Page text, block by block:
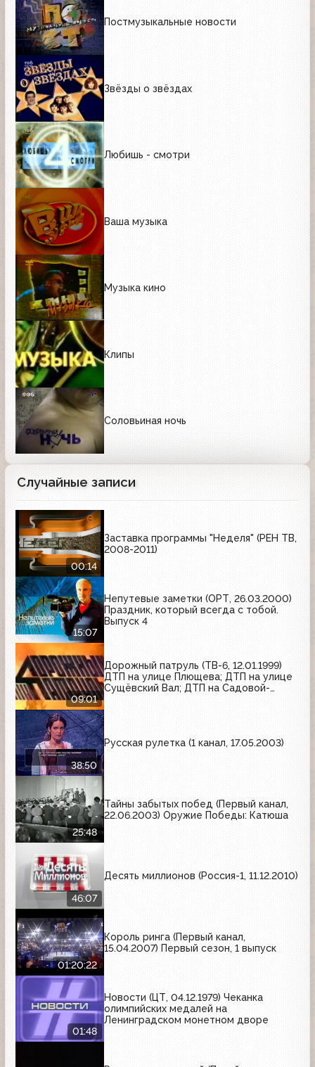
Постмузыкальные новости
Звёзды о звёздах
Любишь - смотри
Ваша музыка
Музыка кино
Клипы
Соловьиная ночь
Случайные записи
00:14
Заставка программы "Неделя" (РЕН ТВ,
2008-2011)
15:07
Непутевые заметки (ОРТ, 26.03.2000)
Праздник, который всегда с тобой.
Выпуск 4
09:01
Дорожный патруль (ТВ-6, 12.01.1999)
ДТП на улице Плющева; ДТП на улице
Сущёвский Вал; ДТП на Садовой-
38:50
Русская рулетка (1 канал, 17.05.2003)
25:48
Тайны забытых побед (Первый канал,
22.06.2003) Оружие Победы: Катюша
46:07
Десять миллионов (Россия-1, 11.12.2010)
01:20:22
Король ринга (Первый канал,
15.04.2007) Первый сезон, 1 выпуск
01:48
Новости (ЦТ, 04.12.1979) Чеканка
олимпийских медалей на
Ленинградском монетном дворе